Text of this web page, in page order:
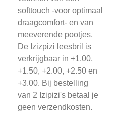
softtouch -voor optimaal
draagcomfort- en van
meeverende pootjes.
De Izizpizi leesbril is
verkrijgbaar in +1.00,
+1.50, +2.00, +2.50 en
+3.00. Bij bestelling
van 2 Izipizi's betaal je
geen verzendkosten.